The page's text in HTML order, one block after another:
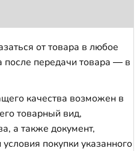
от товара в любое
после передачи товара — в
качества возможен в
товарный вид,
а также документ,
покупки указанного